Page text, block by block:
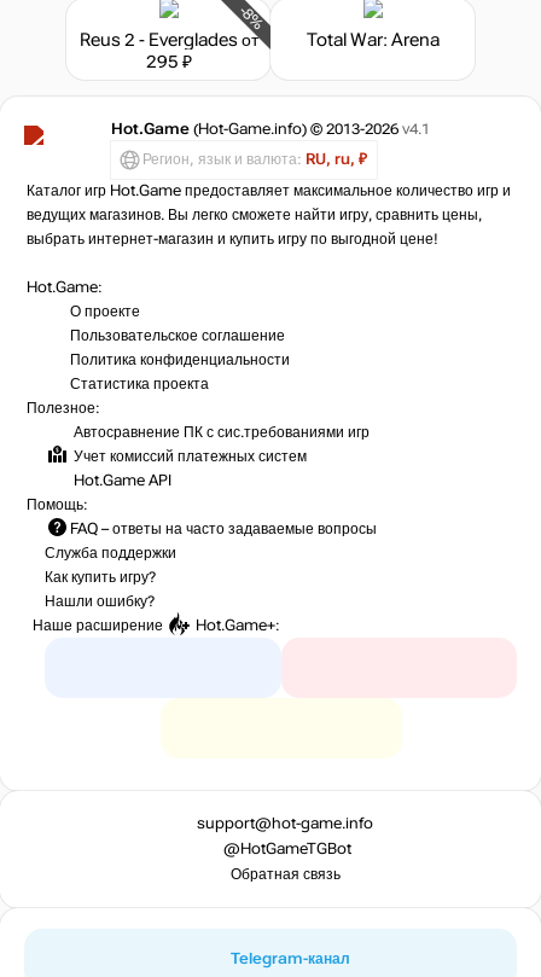
-8%
Reus 2 - Evergladesот
295 ₽
Total War: Arena
Hot.Game (Hot-Game.info) © 2013-2026 v4.1
Регион, язык и валюта: RU, ru, ₽
Каталог игр Hot.Game предоставляет максимальное количество игр и
ведущих магазинов. Вы легко сможете найти игру, сравнить цены,
выбрать интернет-магазин и купить игру по выгодной цене!
Hot.Game:
О проекте
Пользовательское соглашение
Политика конфиденциальности
Статистика проекта
Полезное:
Автосравнение ПК с сис.требованиями игр
Учет комиссий платежных систем
Hot.Game API
Помощь:
FAQ – ответы на часто задаваемые вопросы
Служба поддержки
Как купить игру?
Нашли ошибку?
Наше расширение
Hot.Game+:
support@hot-game.info
@HotGameTGBot
Обратная связь
Telegram-канал